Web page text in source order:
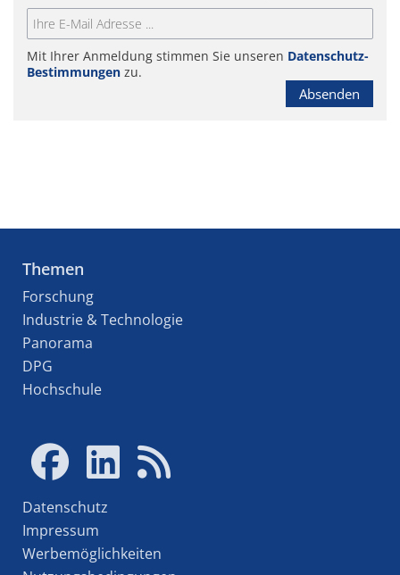
Mit Ihrer Anmeldung stimmen Sie unseren Datenschutz-
Bestimmungen zu.
Absenden
Themen
Forschung
Industrie & Technologie
Panorama
DPG
Hochschule
Datenschutz
Impressum
Werbemöglichkeiten